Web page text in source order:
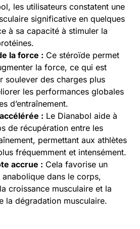
les utilisateurs constatent une
significative en quelques
à sa capacité à stimuler la
la force : Ce stéroïde permet
la force, ce qui est
soulever des charges plus
les performances globales
d’entraînement.
: Le Dianabol aide à
de récupération entre les
permettant aux athlètes
fréquemment et intensément.
accrue : Cela favorise un
dans le corps,
croissance musculaire et la
la dégradation musculaire.